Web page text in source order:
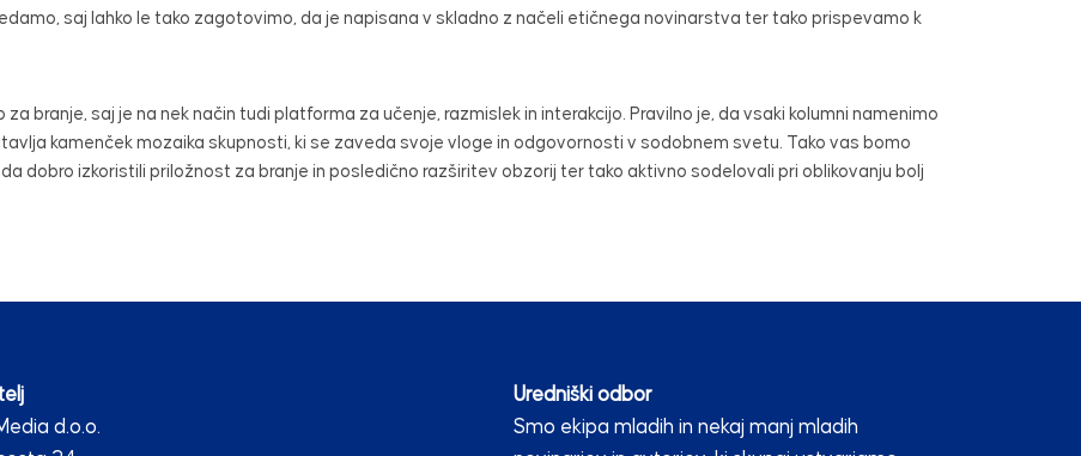
saj lahko le tako zagotovimo, da je napisana v skladno z načeli etičnega novinarstva ter tako prispevamo k
branje, saj je na nek način tudi platforma za učenje, razmislek in interakcijo. Pravilno je, da vsaki kolumni namenimo
kamenček mozaika skupnosti, ki se zaveda svoje vloge in odgovornosti v sodobnem svetu. Tako vas bomo
dobro izkoristili priložnost za branje in posledično razširitev obzorij ter tako aktivno sodelovali pri oblikovanju bolj
d.o.o.
Uredniški odbor
Smo ekipa mladih in nekaj manj mladih